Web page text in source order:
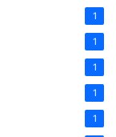
1
1
1
1
1